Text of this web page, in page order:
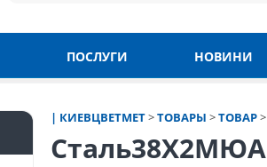
ПОСЛУГИ НОВИНИ
| КИЕВЦВЕТМЕТ>ТОВАРЫ >ТОВАР>
Сталь38Х2МЮА